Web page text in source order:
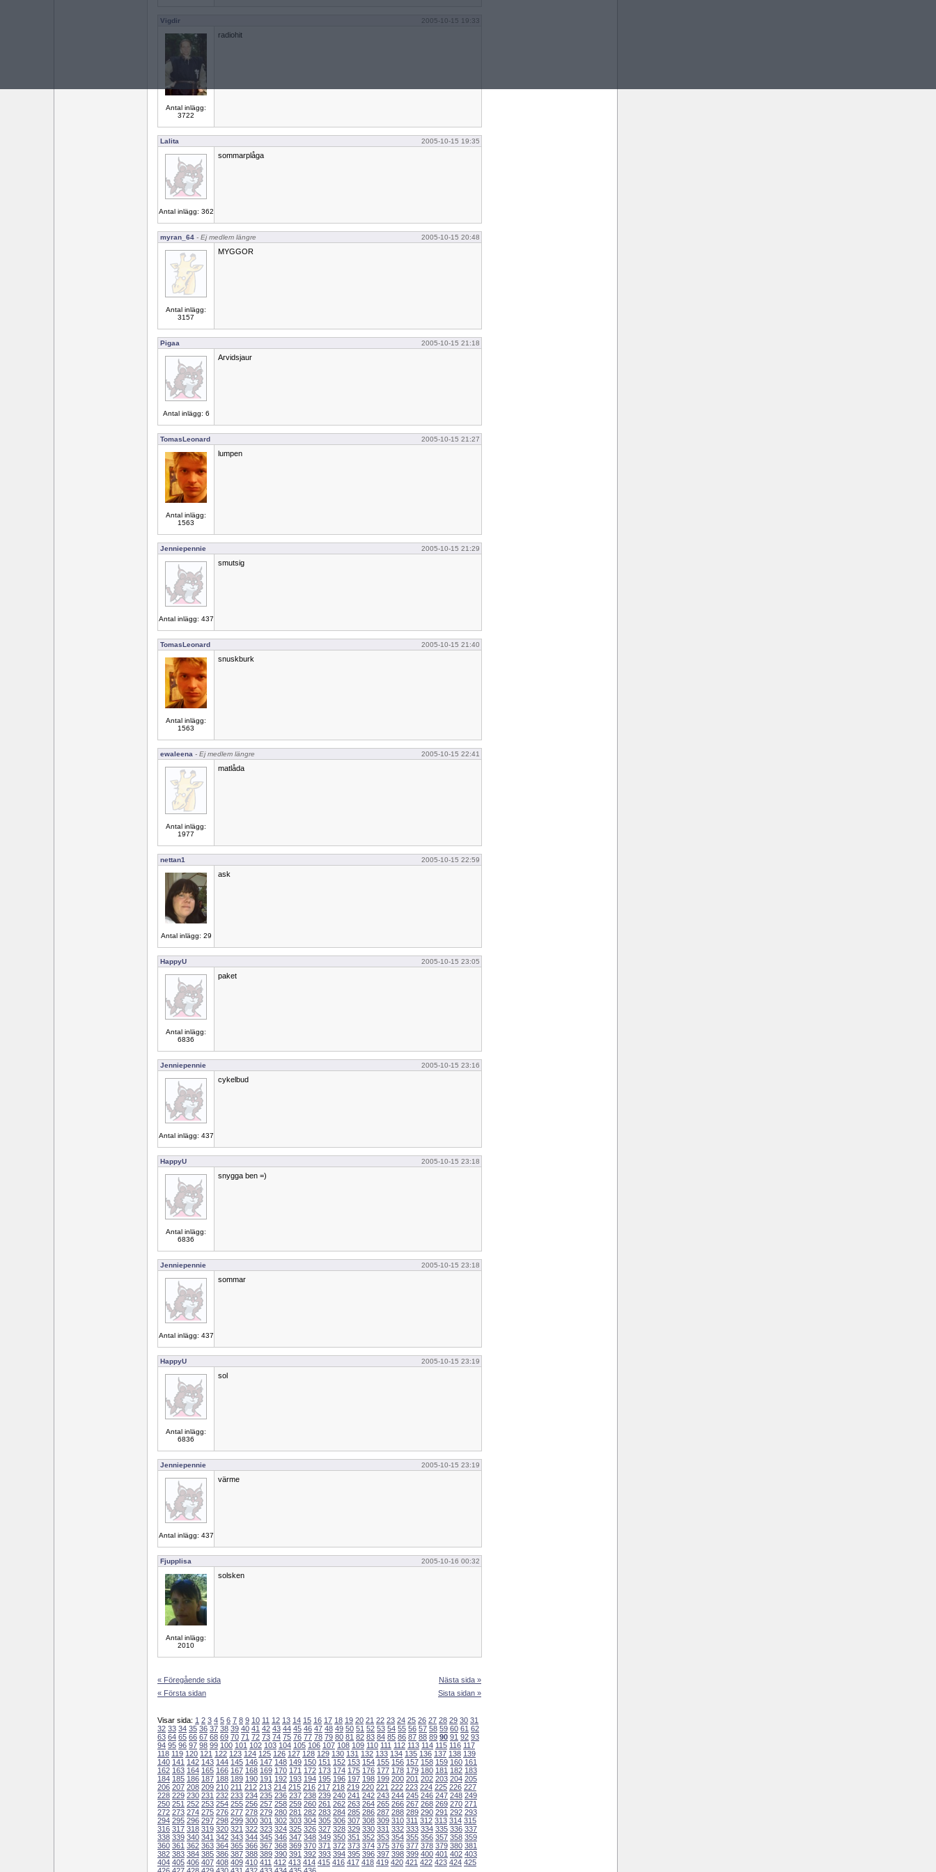
Vigdir 2005-10-15 19:33
Antal inlägg:
3722
radiohit
Lalita 2005-10-15 19:35
Antal inlägg: 362
sommarplåga
myran_64 - Ej medlem längre 2005-10-15 20:48
Antal inlägg:
3157
MYGGOR
Pigaa 2005-10-15 21:18
Antal inlägg: 6
Arvidsjaur
TomasLeonard 2005-10-15 21:27
Antal inlägg:
1563
lumpen
Jenniepennie 2005-10-15 21:29
Antal inlägg: 437
smutsig
TomasLeonard 2005-10-15 21:40
Antal inlägg:
1563
snuskburk
ewaleena - Ej medlem längre 2005-10-15 22:41
Antal inlägg:
1977
matlåda
nettan1 2005-10-15 22:59
Antal inlägg: 29
ask
HappyU 2005-10-15 23:05
Antal inlägg:
6836
paket
Jenniepennie 2005-10-15 23:16
Antal inlägg: 437
cykelbud
HappyU 2005-10-15 23:18
Antal inlägg:
6836
snygga ben =)
Jenniepennie 2005-10-15 23:18
Antal inlägg: 437
sommar
HappyU 2005-10-15 23:19
Antal inlägg:
6836
sol
Jenniepennie 2005-10-15 23:19
Antal inlägg: 437
värme
Fjupplisa 2005-10-16 00:32
Antal inlägg:
2010
solsken
« Föregående sida
« Första sidan
Nästa sida »
Sista sidan »
Visar sida: 1 2 3 4 5 6 7 8 9 10 11 12 13 14 15 16 17 18 19 20 21 22 23 24 25 26 27 28 29 30 31
32 33 34 35 36 37 38 39 40 41 42 43 44 45 46 47 48 49 50 51 52 53 54 55 56 57 58 59 60 61 62
63 64 65 66 67 68 69 70 71 72 73 74 75 76 77 78 79 80 81 82 83 84 85 86 87 88 89 90 91 92 93
94 95 96 97 98 99 100 101 102 103 104 105 106 107 108 109 110 111 112 113 114 115 116 117
118 119 120 121 122 123 124 125 126 127 128 129 130 131 132 133 134 135 136 137 138 139
140 141 142 143 144 145 146 147 148 149 150 151 152 153 154 155 156 157 158 159 160 161
162 163 164 165 166 167 168 169 170 171 172 173 174 175 176 177 178 179 180 181 182 183
184 185 186 187 188 189 190 191 192 193 194 195 196 197 198 199 200 201 202 203 204 205
206 207 208 209 210 211 212 213 214 215 216 217 218 219 220 221 222 223 224 225 226 227
228 229 230 231 232 233 234 235 236 237 238 239 240 241 242 243 244 245 246 247 248 249
250 251 252 253 254 255 256 257 258 259 260 261 262 263 264 265 266 267 268 269 270 271
272 273 274 275 276 277 278 279 280 281 282 283 284 285 286 287 288 289 290 291 292 293
294 295 296 297 298 299 300 301 302 303 304 305 306 307 308 309 310 311 312 313 314 315
316 317 318 319 320 321 322 323 324 325 326 327 328 329 330 331 332 333 334 335 336 337
338 339 340 341 342 343 344 345 346 347 348 349 350 351 352 353 354 355 356 357 358 359
360 361 362 363 364 365 366 367 368 369 370 371 372 373 374 375 376 377 378 379 380 381
382 383 384 385 386 387 388 389 390 391 392 393 394 395 396 397 398 399 400 401 402 403
404 405 406 407 408 409 410 411 412 413 414 415 416 417 418 419 420 421 422 423 424 425